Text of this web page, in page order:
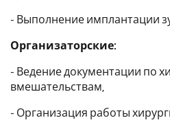
- Выполнение имплантации
Организаторские:
- Ведение документации по
вмешательствам,
- Организация работы